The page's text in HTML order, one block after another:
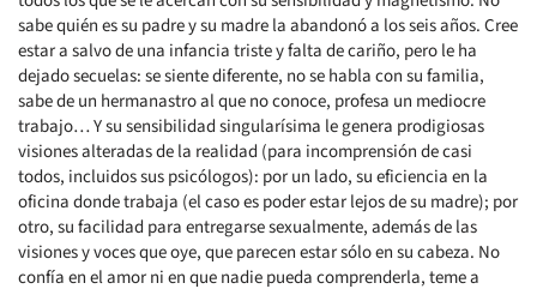
sabe quién es su padre y su madre la abandonó a los seis años. Cree
estar a salvo de una infancia triste y falta de cariño, pero le ha
dejado secuelas: se siente diferente, no se habla con su familia,
sabe de un hermanastro al que no conoce, profesa un mediocre
trabajo… Y su sensibilidad singularísima le genera prodigiosas
visiones alteradas de la realidad (para incomprensión de casi
todos, incluidos sus psicólogos): por un lado, su eficiencia en la
oficina donde trabaja (el caso es poder estar lejos de su madre); por
otro, su facilidad para entregarse sexualmente, además de las
visiones y voces que oye, que parecen estar sólo en su cabeza. No
confía en el amor ni en que nadie pueda comprenderla, teme a